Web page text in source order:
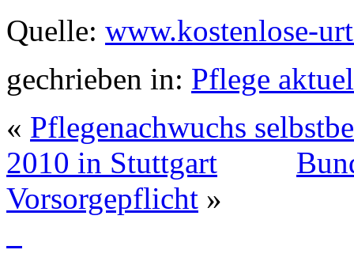
Quelle: www.kostenlose-
gechrieben in: Pflege
« Pflegenachwuchs
2010 in Stuttgart
Vorsorgepflicht »